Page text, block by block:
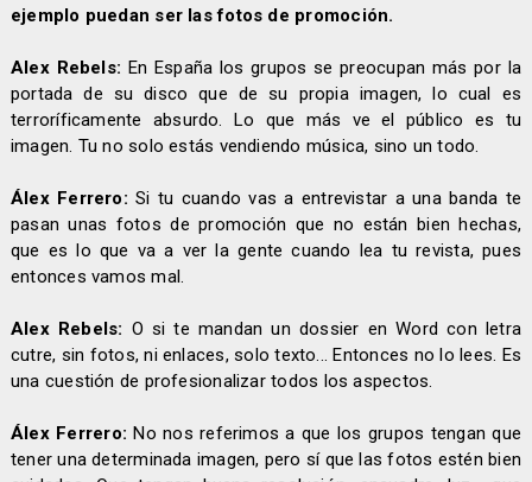
ejemplo puedan ser las fotos de promoción.
Alex Rebels: En España los grupos se preocupan más por la
portada de su disco que de su propia imagen, lo cual es
terroríficamente absurdo. Lo que más ve el público es tu
imagen. Tu no solo estás vendiendo música, sino un todo.
Álex Ferrero: Si tu cuando vas a entrevistar a una banda te
pasan unas fotos de promoción que no están bien hechas,
que es lo que va a ver la gente cuando lea tu revista, pues
entonces vamos mal.
Alex Rebels: O si te mandan un dossier en Word con letra
cutre, sin fotos, ni enlaces, solo texto... Entonces no lo lees. Es
una cuestión de profesionalizar todos los aspectos.
Álex Ferrero: No nos referimos a que los grupos tengan que
tener una determinada imagen, pero sí que las fotos estén bien